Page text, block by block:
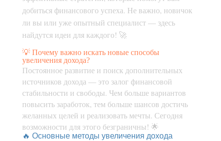
добиться финансового успеха. Не важно, новичок
ли вы или уже опытный специалист — здесь
найдутся идеи для каждого! 🚀
💡 Почему важно искать новые способы
увеличения дохода?
Постоянное развитие и поиск дополнительных
источников дохода — это залог финансовой
стабильности и свободы. Чем больше вариантов
повысить заработок, тем больше шансов достичь
желанных целей и реализовать мечты. Сегодня
возможности для этого безграничны! 🌟
🔥 Основные методы увеличения дохода